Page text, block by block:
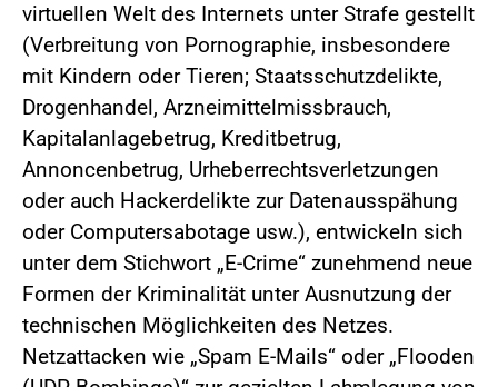
virtuellen Welt des Internets unter Strafe gestellt
(Verbreitung von Pornographie, insbesondere
mit Kindern oder Tieren; Staatsschutzdelikte,
Drogenhandel, Arzneimittelmissbrauch,
Kapitalanlagebetrug, Kreditbetrug,
Annoncenbetrug, Urheberrechtsverletzungen
oder auch Hackerdelikte zur Datenausspähung
oder Computersabotage usw.), entwickeln sich
unter dem Stichwort „E-Crime“ zunehmend neue
Formen der Kriminalität unter Ausnutzung der
technischen Möglichkeiten des Netzes.
Netzattacken wie „Spam E-Mails“ oder „Flooden